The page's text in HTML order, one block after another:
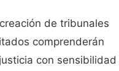
de tribunales
comprenderán
con sensibilidad